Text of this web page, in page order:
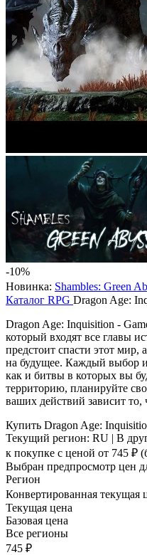
-10%
Новинка: Shambles: Green
Каталог RPG Dragon Age:
Dragon Age: Inquisition -
который входят все главы
предстоит спасти этот
на будущее. Каждый выбор
как и битвы в которых вы
территорию, планируйте
ваших действий зависит то,
Купить Dragon Age:
Текущий регион: RU | В
к покупке с ценой от 745 ₽
Выбран предпросмотр цен
Регион
Конвертированная текущая
Текущая цена
Базовая цена
Все регионы
745 ₽